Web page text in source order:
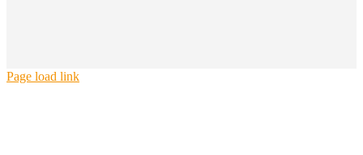
Page load link